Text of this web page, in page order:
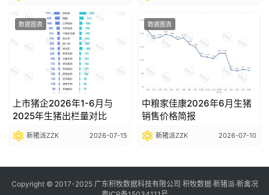
数据图表
上市猪企2026年1-6月与
2025年生猪出栏量对比
新猪派ZZK 2026-07-15
数据图表
中粮家佳康2026年6月生猪
销售价格简报
新猪派ZZK 2026-07-10
Copyright © 2017-2025 广东积牧数据科技有限公司 积牧数据·新猪派·新禽况